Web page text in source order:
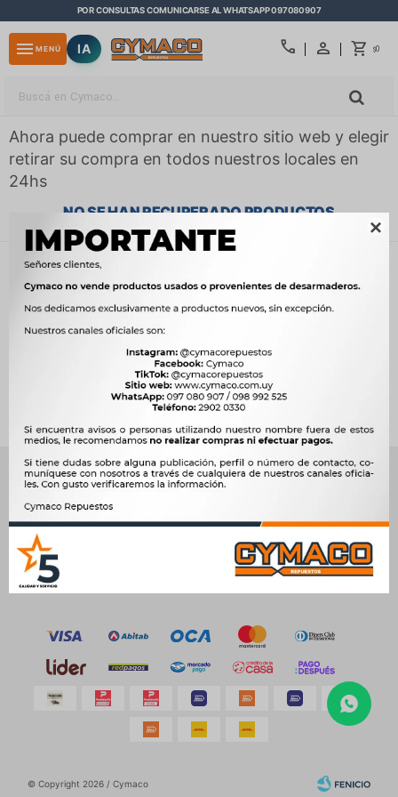

POR CONSULTAS COMUNICARSE AL WHATSAPP 097080907
call $0
menu MENÚ IA
Ahora puede comprar en nuestro sitio web y elegir
retirar su compra en todos nuestros locales en
24hs
NO SE HAN RECUPERADO PRODUCTOS
¡Lo sentimos! No hay productos en esta sección.
Inténtalo nuevamente con otros criterios de filtrado o busca en
otras secciones de nuestro catálogo.
Carrocería Compatibilidad:Aeolus
NEWSLETTER
¡Suscribite y recibí todas nuestras novedades!
SUSCRIBIRME
© Copyright 2026 / Cymaco
close